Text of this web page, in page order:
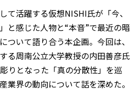
て活躍する仮想NISHI氏が「今、
と感じた人物と“本音”で最近の暗
ついて語り合う本企画。今回は、
る周南公立大学教授の内田善彦氏
りとなった「真の分散性」を巡
業界の動向について話を深めた。